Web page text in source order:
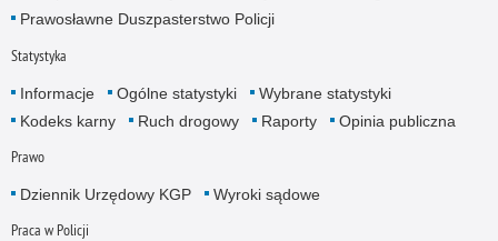
Prawosławne Duszpasterstwo Policji
Statystyka
Informacje Ogólne statystyki
Wybrane statystyki
Kodeks karny
Ruch drogowy Raporty Opinia publiczna
Prawo
Dziennik Urzędowy KGP Wyroki sądowe
Praca w Policji